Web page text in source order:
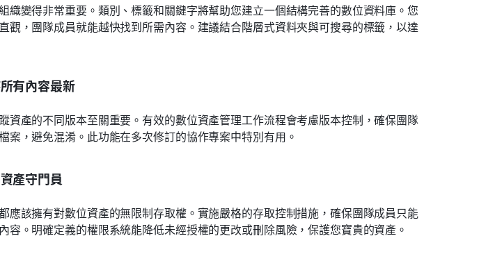
織變得非常重要。類別、標籤和關鍵字將幫助您建立一個結構完善的數位資料庫。您
觀，團隊成員就能越快找到所需內容。建議結合階層式資料夾與可搜尋的標籤，以達
有內容最新
資產的不同版本至關重要。有效的數位資產管理工作流程會考慮版本控制，確保團隊
案，避免混淆。此功能在多次修訂的協作專案中特別有用。
產守門員
應該擁有對數位資產的無限制存取權。實施嚴格的存取控制措施，確保團隊成員只能
容。明確定義的權限系統能降低未經授權的更改或刪除風險，保護您寶貴的資產。